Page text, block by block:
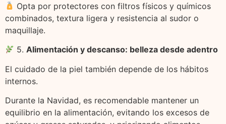
Opta por protectores con filtros físicos y químicos
combinados, textura ligera y resistencia al sudor o
maquillaje.
5.Alimentación y descanso: belleza desde adentro
El cuidado de la piel también depende de los hábitos
internos.
Durante la Navidad, es recomendable mantener un
equilibrio en la alimentación, evitando los excesos de